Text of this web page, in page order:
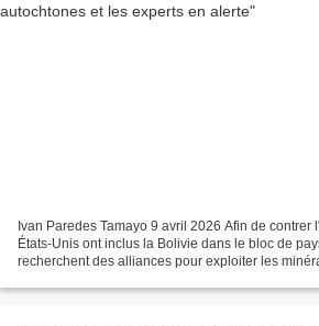
Ivan Paredes Tamayo 9 avril 2026 Afin de
États-Unis ont inclus la Bolivie dans le bloc de
recherchent des alliances pour exploiter les